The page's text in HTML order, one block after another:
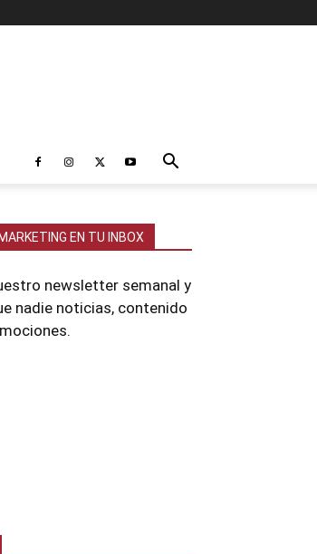
EN TU INBOX
newsletter semanal y
nadie noticias, contenido